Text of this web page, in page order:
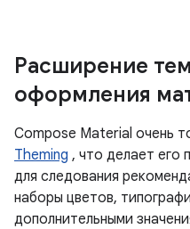
Расширение
оформления
Compose Material очень
Theming , что делает его
для следования
наборы цветов,
дополнительными